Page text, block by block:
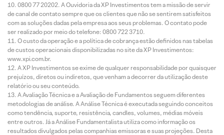
0800 77 20202. A Ouvidoria da XP Investimentos tem a missão de servir
de canal de contato sempre que os clientes que não se sentirem satisfeitos
com as soluções dadas pela empresa aos seus problemas. O contato pode
ser realizado por meio do telefone: 0800 722 3710.
O custo da operação e a política de cobrança estão definidos nas tabelas
de custos operacionais disponibilizadas no site da XP Investimentos:
www.xpi.com.br.
A XP Investimentos se exime de qualquer responsabilidade por quaisquer
prejuízos, diretos ou indiretos, que venham a decorrer da utilização deste
relatório ou seu conteúdo.
A Avaliação Técnica e a Avaliação de Fundamentos seguem diferentes
metodologias de análise. A Análise Técnica é executada seguindo conceitos
como tendência, suporte, resistência, candles, volumes, médias móveis
entre outros. Já a Análise Fundamentalista utiliza como informação os
resultados divulgados pelas companhias emissoras e suas projeções. Desta